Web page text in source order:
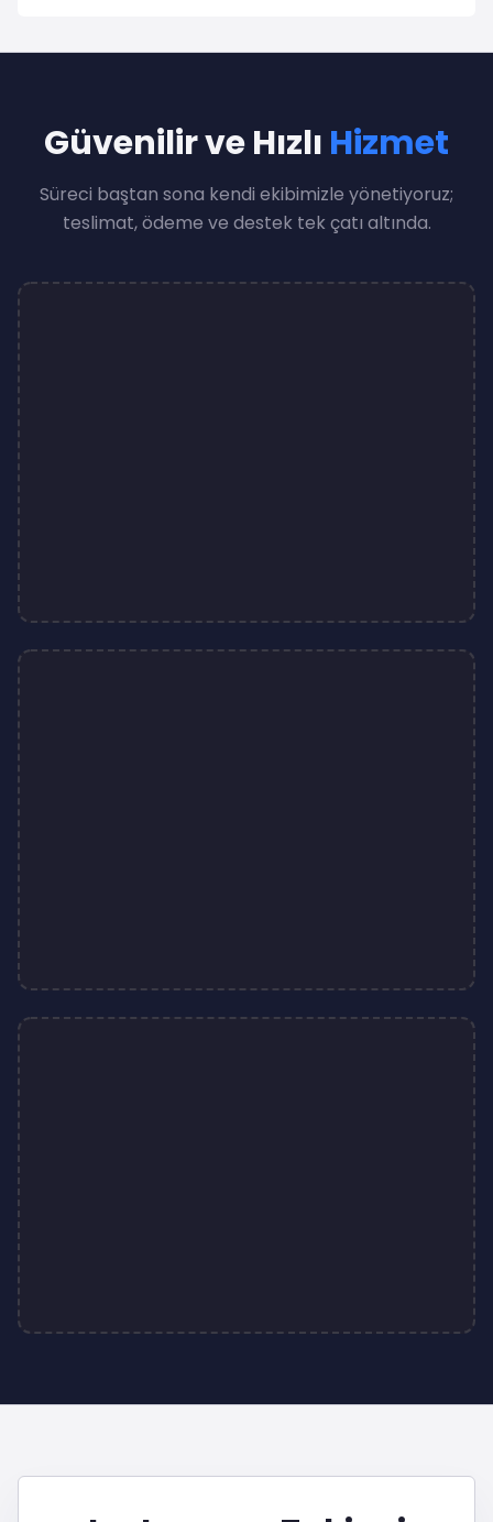
Güvenilir ve Hızlı Hizmet
Süreci baştan sona kendi ekibimizle yönetiyoruz;
teslimat, ödeme ve destek tek çatı altında.